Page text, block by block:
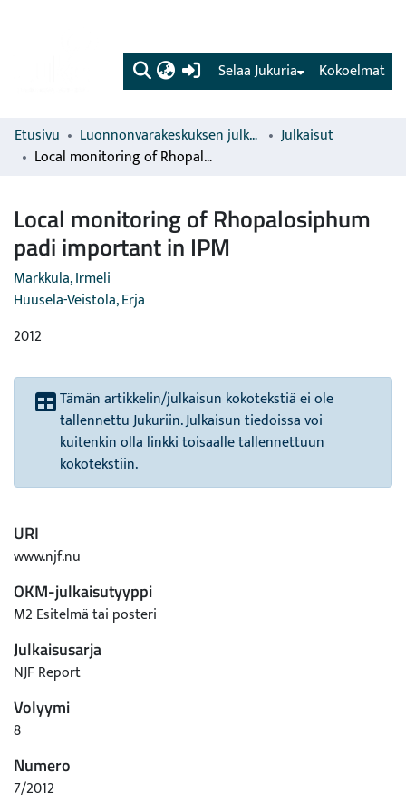
(current) Kokoelmat
Selaa Jukuria
Etusivu Luonnonvarakeskuksen julkaisut
Julkaisut
Local monitoring of Rhopalosiphum padi important in IPM
Local monitoring of Rhopalosiphum
padi important in IPM
Markkula, Irmeli
Huusela-Veistola, Erja
2012
Tämän artikkelin/julkaisun kokotekstiä ei ole
tallennettu Jukuriin. Julkaisun tiedoissa voi
kuitenkin olla linkki toisaalle tallennettuun
kokotekstiin.
URI
www.njf.nu
OKM-julkaisutyyppi
M2 Esitelmä tai posteri
Julkaisusarja
NJF Report
Volyymi
8
Numero
7/2012